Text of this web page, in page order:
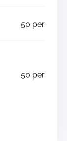
50 pers.
50 pers.